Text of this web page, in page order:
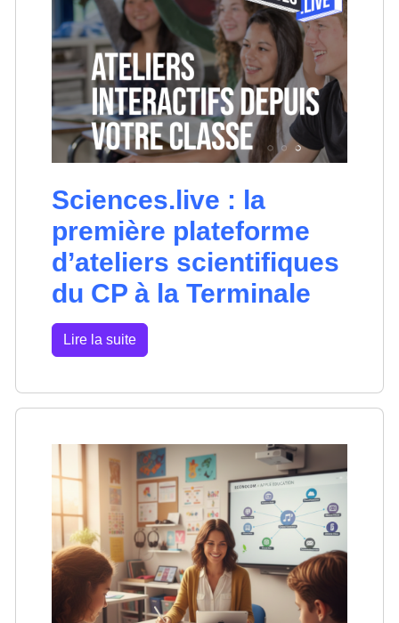
Sciences.live : la
première plateforme
d’ateliers scientifiques
du CP à la Terminale
Lire la suite